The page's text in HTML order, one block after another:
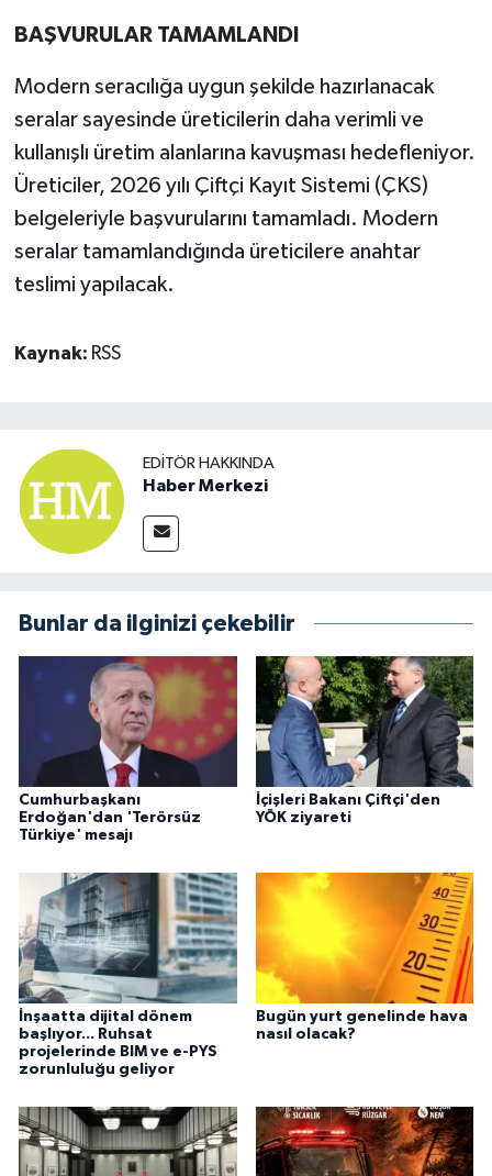
iddiası
BAŞVURULAR TAMAMLANDI
Modern seracılığa uygun şekilde hazırlanacak
seralar sayesinde üreticilerin daha verimli ve
kullanışlı üretim alanlarına kavuşması hedefleniyor.
Üreticiler, 2026 yılı Çiftçi Kayıt Sistemi (ÇKS)
belgeleriyle başvurularını tamamladı. Modern
seralar tamamlandığında üreticilere anahtar
teslimi yapılacak.
Kaynak: RSS
EDITÖR HAKKINDA
Haber Merkezi
Bunlar da ilginizi çekebilir
Cumhurbaşkanı
Erdoğan'dan 'Terörsüz
Türkiye' mesajı
İçişleri Bakanı Çiftçi'den
YÖK ziyareti
İnşaatta dijital dönem
başlıyor... Ruhsat
projelerinde BIM ve e-PYS
zorunluluğu geliyor
Bugün yurt genelinde hava
nasıl olacak?